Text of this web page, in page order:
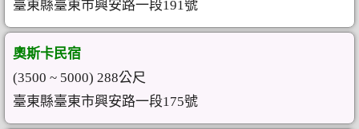
臺東縣臺東市興安路一段191號
奧斯卡民宿
(3500 ~ 5000) 288公尺
臺東縣臺東市興安路一段175號